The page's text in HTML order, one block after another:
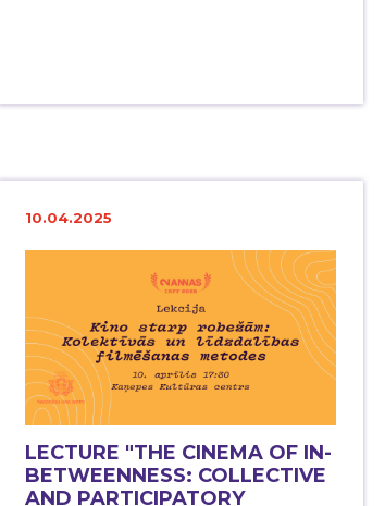
10.04.2025
LECTURE "THE CINEMA OF IN-
BETWEENNESS: COLLECTIVE
AND PARTICIPATORY